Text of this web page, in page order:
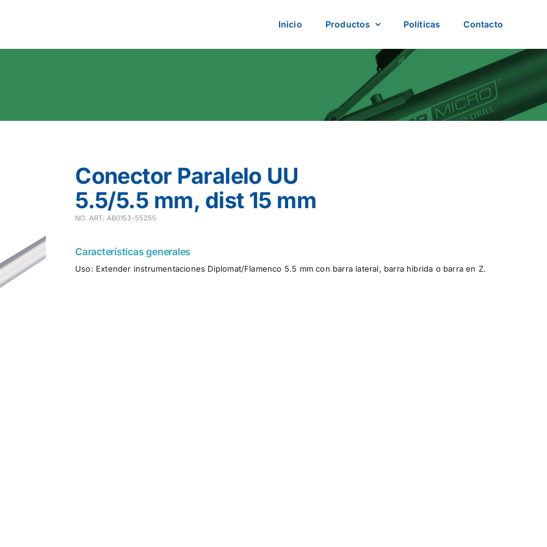
Inicio Productos Políticas Contacto
Conector Paralelo UU
5.5/5.5 mm, dist 15 mm
NO. ART: AB0153-55255
Características generales
Uso: Extender instrumentaciones Diplomat/Flamenco 5.5 mm con barra lateral, barra hibrida o barra en Z.